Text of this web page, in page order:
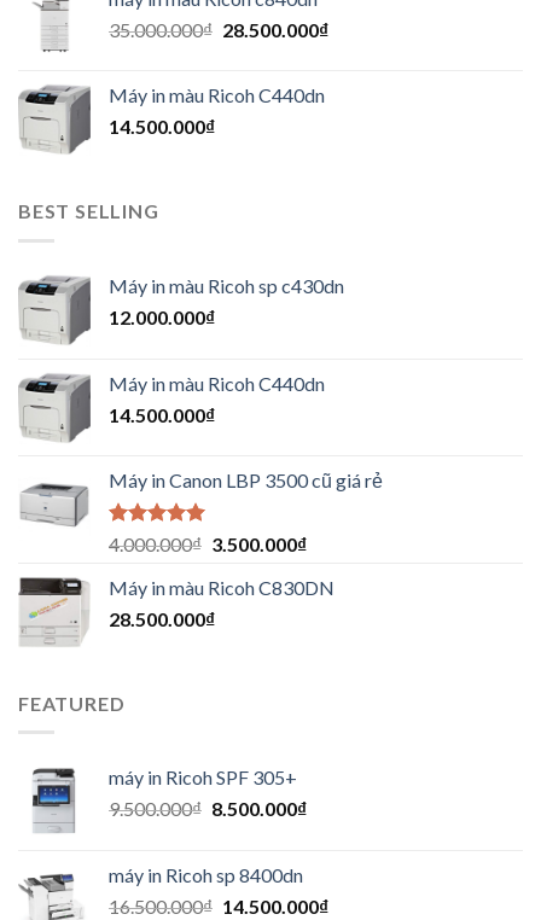
35.000.000₫ 28.500.000₫
Máy in màu Ricoh C440dn
14.500.000₫
BEST SELLING
Máy in màu Ricoh sp c430dn
12.000.000₫
Máy in màu Ricoh C440dn
14.500.000₫
Máy in Canon LBP 3500 cũ giá rẻ
Được xếp
sao
4.000.000₫ 3.500.000₫
Máy in màu Ricoh C830DN
28.500.000₫
FEATURED
máy in Ricoh SPF 305+
9.500.000₫ 8.500.000₫
máy in Ricoh sp 8400dn
16.500.000₫ 14.500.000₫